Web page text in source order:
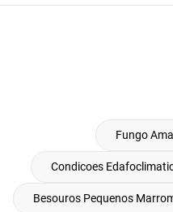
Fungo
Condicoes
Besouros Pequenos